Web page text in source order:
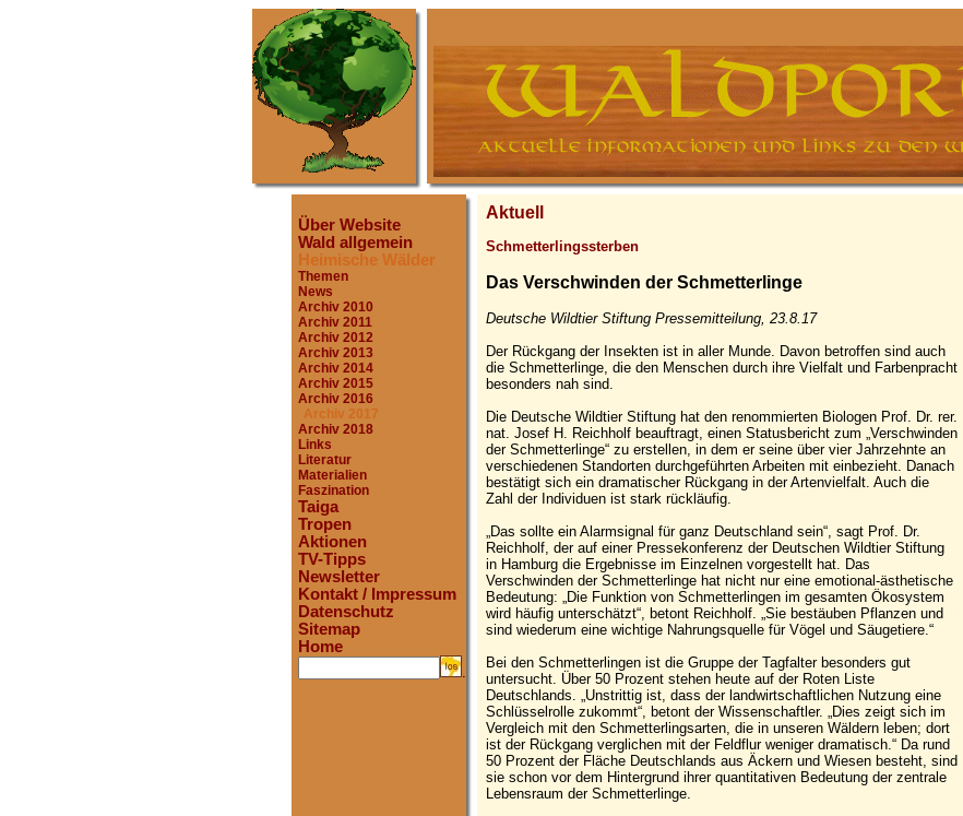
Über Website
Wald allgemein
Heimische Wälder
Themen
News
Archiv 2010
Archiv 2011
Archiv 2012
Archiv 2013
Archiv 2014
Archiv 2015
Archiv 2016
Archiv 2017
Archiv 2018
Links
Literatur
Materialien
Faszination
Taiga
Tropen
Aktionen
TV-Tipps
Newsletter
Kontakt / Impressum
Datenschutz
Sitemap
Home
.
Aktuell
Schmetterlingssterben
Das Verschwinden der Schmetterlinge
Deutsche Wildtier Stiftung Pressemitteilung, 23.8.17
Der Rückgang der Insekten ist in aller Munde. Davon betroffen sind auch
die Schmetterlinge, die den Menschen durch ihre Vielfalt und Farbenpracht
besonders nah sind.
Die Deutsche Wildtier Stiftung hat den renommierten Biologen Prof. Dr. rer.
nat. Josef H. Reichholf beauftragt, einen Statusbericht zum „Verschwinden
der Schmetterlinge“ zu erstellen, in dem er seine über vier Jahrzehnte an
verschiedenen Standorten durchgeführten Arbeiten mit einbezieht. Danach
bestätigt sich ein dramatischer Rückgang in der Artenvielfalt. Auch die
Zahl der Individuen ist stark rückläufig.
„Das sollte ein Alarmsignal für ganz Deutschland sein“, sagt Prof. Dr.
Reichholf, der auf einer Pressekonferenz der Deutschen Wildtier Stiftung
in Hamburg die Ergebnisse im Einzelnen vorgestellt hat. Das
Verschwinden der Schmetterlinge hat nicht nur eine emotional-ästhetische
Bedeutung: „Die Funktion von Schmetterlingen im gesamten Ökosystem
wird häufig unterschätzt“, betont Reichholf. „Sie bestäuben Pflanzen und
sind wiederum eine wichtige Nahrungsquelle für Vögel und Säugetiere.“
Bei den Schmetterlingen ist die Gruppe der Tagfalter besonders gut
untersucht. Über 50 Prozent stehen heute auf der Roten Liste
Deutschlands. „Unstrittig ist, dass der landwirtschaftlichen Nutzung eine
Schlüsselrolle zukommt“, betont der Wissenschaftler. „Dies zeigt sich im
Vergleich mit den Schmetterlingsarten, die in unseren Wäldern leben; dort
ist der Rückgang verglichen mit der Feldflur weniger dramatisch.“ Da rund
50 Prozent der Fläche Deutschlands aus Äckern und Wiesen besteht, sind
sie schon vor dem Hintergrund ihrer quantitativen Bedeutung der zentrale
Lebensraum der Schmetterlinge.